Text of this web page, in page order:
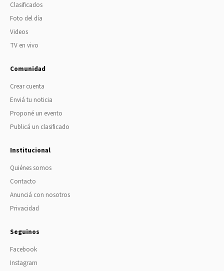
Clasificados
Foto del día
Videos
TV en vivo
Comunidad
Crear cuenta
Enviá tu noticia
Proponé un evento
Publicá un clasificado
Institucional
Quiénes somos
Contacto
Anunciá con nosotros
Privacidad
Seguinos
Facebook
Instagram